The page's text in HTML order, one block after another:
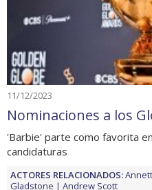
11/12/2023
Nominaciones a los
'Barbie' parte como favorita
candidaturas
ACTORES RELACIONADOS:
Gladstone
Andrew Scott